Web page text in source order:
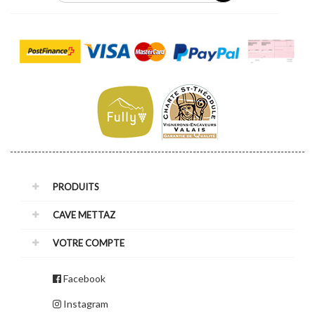
PRODUITS
CAVE METTAZ
VOTRE COMPTE
Facebook
Instagram